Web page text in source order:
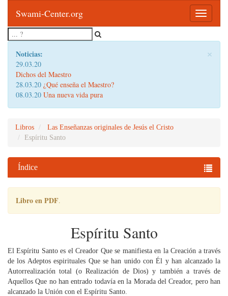
Toggle
Swami-Center.org
×
Noticias:
29.03.20
Dichos del Maestro
28.03.20 ¿Qué enseña el Maestro?
08.03.20 Una nueva vida pura
Libros
Las Enseñanzas originales de Jesús el Cristo
Espíritu Santo
Índice
Libro en PDF.
Espíritu Santo
El Espíritu Santo es el Creador Que se manifiesta en la Creación a través
de los Adeptos espirituales Que se han unido con Él y han alcanzado la
Autorrealización total (o Realización de Dios) y también a través de
Aquellos Que no han entrado todavía en la Morada del Creador, pero han
alcanzado la Unión con el Espíritu Santo.